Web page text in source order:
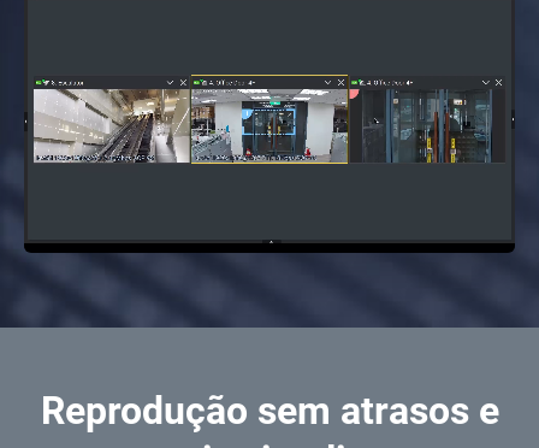
Reprodução sem atrasos e